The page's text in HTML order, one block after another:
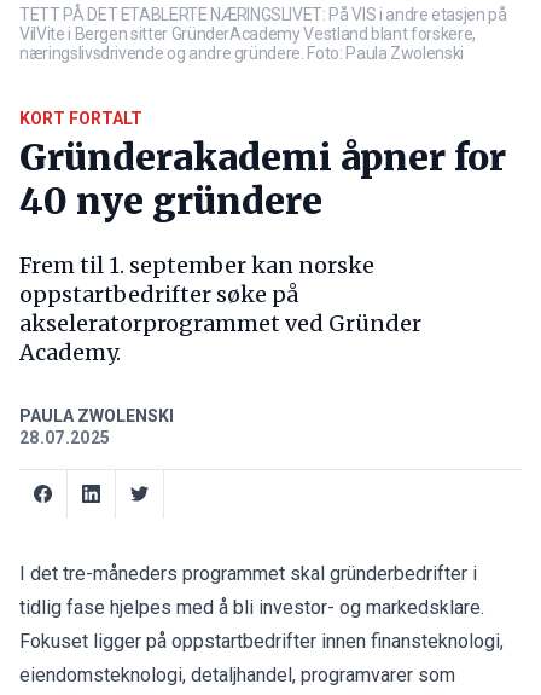
TETT PÅ DET ETABLERTE NÆRINGSLIVET: På VIS i andre etasjen på
VilVite i Bergen sitter GründerAcademy Vestland blant forskere,
næringslivsdrivende og andre gründere. Foto: Paula Zwolenski
KORT FORTALT
Gründerakademi åpner for
40 nye gründere
Frem til 1. september kan norske
oppstartbedrifter søke på
akseleratorprogrammet ved Gründer
Academy.
PAULA ZWOLENSKI
28.07.2025
I det tre-måneders programmet skal gründerbedrifter i
tidlig fase hjelpes med å bli investor- og markedsklare.
Fokuset ligger på oppstartbedrifter innen finansteknologi,
eiendomsteknologi, detaljhandel, programvarer som